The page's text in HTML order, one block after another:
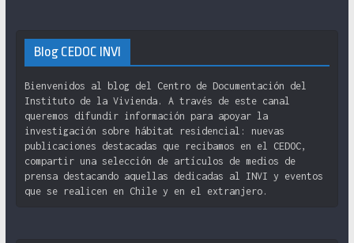
Blog CEDOC INVI
Bienvenidos al blog del Centro de Documentación del
Instituto de la Vivienda. A través de este canal
queremos difundir información para apoyar la
investigación sobre hábitat residencial: nuevas
publicaciones destacadas que recibamos en el CEDOC,
compartir una selección de artículos de medios de
prensa destacando aquellas dedicadas al INVI y eventos
que se realicen en Chile y en el extranjero.